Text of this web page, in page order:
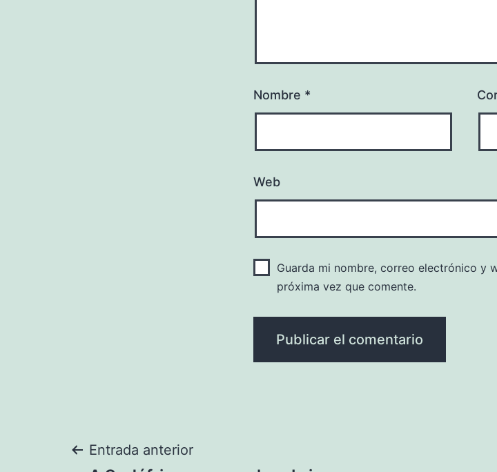
Nombre *
Web
Guarda mi nombre, correo electrónico y
próxima vez que comente.
Navegación
Entrada anterior